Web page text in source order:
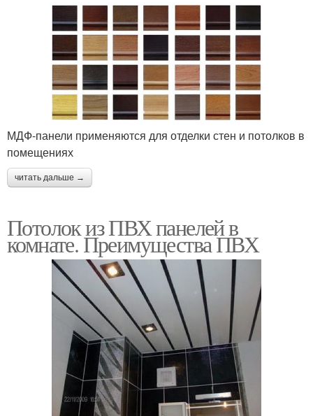
МДФ-панели применяются для отделки стен и потолков в
помещениях
читать дальше →
Потолок из ПВХ панелей в
комнате. Преимущества ПВХ